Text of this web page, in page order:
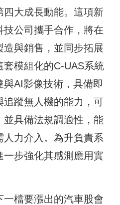
大成長動能。這項新
公司攜手合作，將在
造與銷售，並同步拓展
模組化的C-UAS系統
AI影像技術，具備即
追蹤無人機的能力，可
具備法規調適性，能
力介入。為升負責系
步強化其感測應用實
檔要漲出的汽車股會